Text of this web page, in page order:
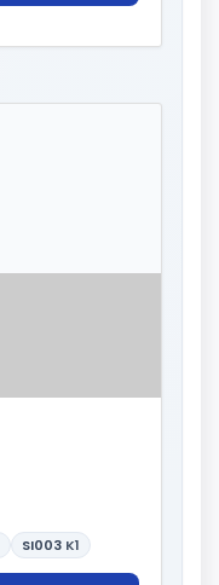
SI003 K1